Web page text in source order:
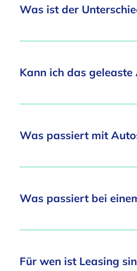
Was ist der
Kann ich das
Was passiert mit
Was passiert bei
Für wen ist Leasing